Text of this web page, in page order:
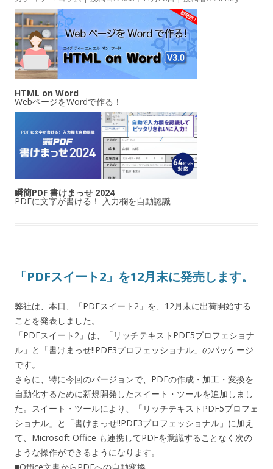
HTML on Word
WebページをWordで作る！
瞬簡PDF 書けまっせ 2024
PDFに文字が書ける！ 入力欄を自動認識
「PDFスイート2」を12月末に発売します。
弊社は、本日、「PDFスイート2」を、12月末に出荷開始する
ことを発表しました。
「PDFスイート2」は、「リッチテキストPDF5プロフェショナ
ル」と「書けまっせ!!PDF3プロフェッショナル」のパッケージ
です。
さらに、特に今回のバージョンで、PDFの作成・加工・変換を
自動化するために新規開発したスイート・ツールを追加しまし
た。スイート・ツールにより、「リッチテキストPDF5プロフェ
ショナル」と「書けまっせ!!PDF3プロフェッショナル」に加え
て、Microsoft Office も連携してPDFを意識することなく次の
ような操作ができるようになります。